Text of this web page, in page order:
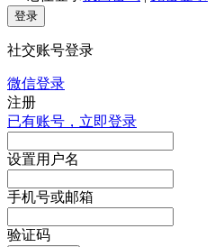
登录
社交账号登录
微信登录
注册
已有账号，立即登录
设置用户名
手机号或邮箱
验证码